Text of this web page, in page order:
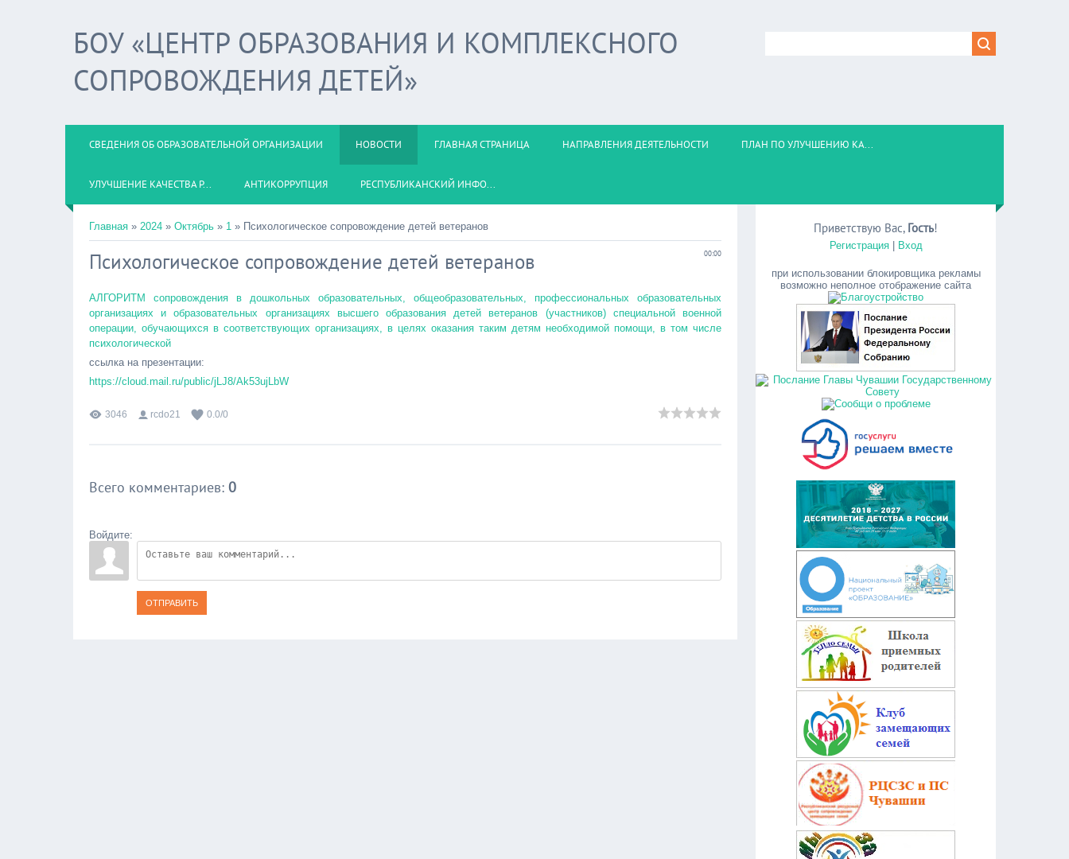
БОУ «ЦЕНТР ОБРАЗОВАНИЯ И КОМПЛЕКСНОГО
СОПРОВОЖДЕНИЯ ДЕТЕЙ»
СВЕДЕНИЯ ОБ ОБРАЗОВАТЕЛЬНОЙ ОРГАНИЗАЦИИ НОВОСТИ ГЛАВНАЯ СТРАНИЦА НАПРАВЛЕНИЯ ДЕЯТЕЛЬНОСТИ ПЛАН ПО УЛУЧШЕНИЮ КА...
УЛУЧШЕНИЕ КАЧЕСТВА Р... АНТИКОРРУПЦИЯ РЕСПУБЛИКАНСКИЙ ИНФО...
Главная » 2024 » Октябрь » 1 » Психологическое сопровождение детей ветеранов
00:00
Психологическое сопровождение детей ветеранов
АЛГОРИТМ сопровождения в дошкольных образовательных, общеобразовательных, профессиональных образовательных
организациях и образовательных организациях высшего образования детей ветеранов (участников) специальной военной
операции, обучающихся в соответствующих организациях, в целях оказания таким детям необходимой помощи, в том числе
психологической
ссылка на презентации:
https://cloud.mail.ru/public/jLJ8/Ak53ujLbW
3046 rcdo21 0.0/0
Всего комментариев: 0
Войдите:
ОТПРАВИТЬ
Приветствую Вас, Гость!
Регистрация| Вход
при использовании блокировщика рекламы
возможно неполное отображение сайта